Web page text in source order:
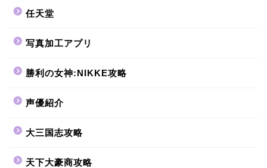
任天堂
写真加工アプリ
勝利の女神:NIKKE攻略
声優紹介
大三国志攻略
天下大豪商攻略